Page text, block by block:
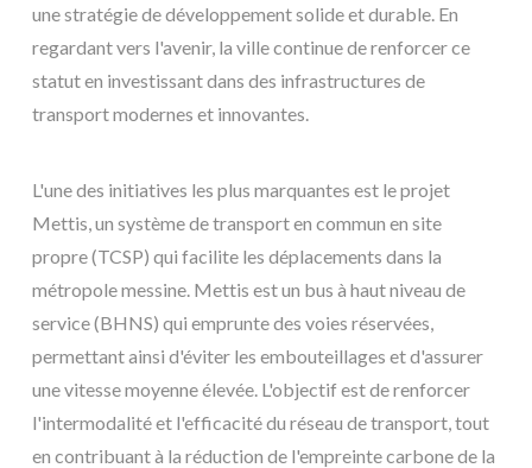
une stratégie de développement solide et durable. En
regardant vers l'avenir, la ville continue de renforcer ce
statut en investissant dans des infrastructures de
transport modernes et innovantes.
L'une des initiatives les plus marquantes est le projet
Mettis, un système de transport en commun en site
propre (TCSP) qui facilite les déplacements dans la
métropole messine. Mettis est un bus à haut niveau de
service (BHNS) qui emprunte des voies réservées,
permettant ainsi d'éviter les embouteillages et d'assurer
une vitesse moyenne élevée. L'objectif est de renforcer
l'intermodalité et l'efficacité du réseau de transport, tout
en contribuant à la réduction de l'empreinte carbone de la